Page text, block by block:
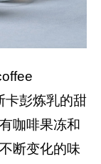
卡彭炼乳的甜
咖啡果冻和
断变化的味